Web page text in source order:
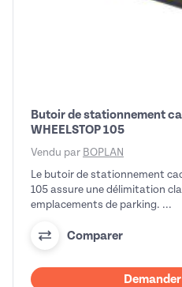
Butoir de stationnement
WHEELSTOP 105
Vendu par BOPLAN
Le butoir de stationnement
105 assure une délimitation
emplacements de parking. ...
Comparer